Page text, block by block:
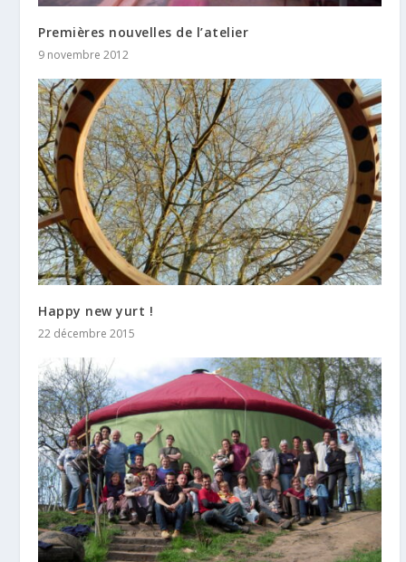
Premières nouvelles de l’atelier
9 novembre 2012
Happy new yurt !
22 décembre 2015